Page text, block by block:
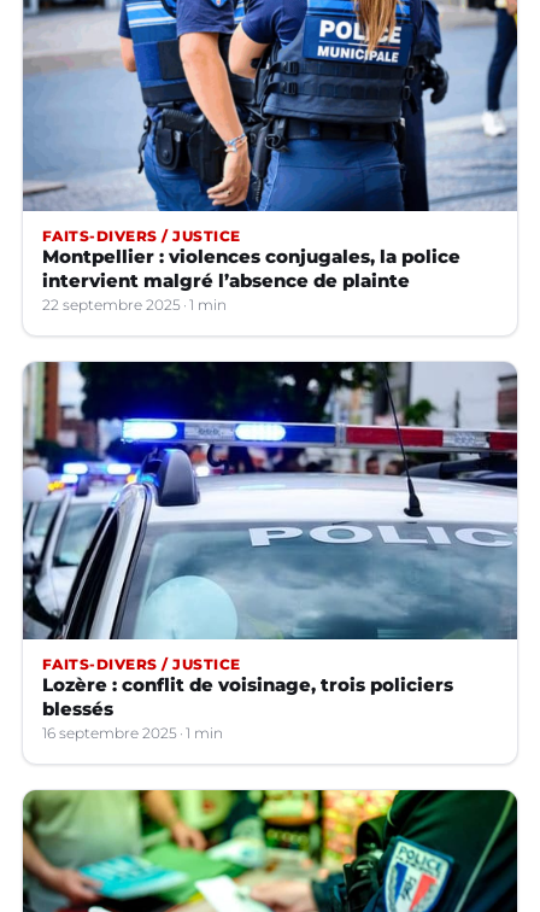
FAITS-DIVERS / JUSTICE
Montpellier : violences conjugales, la police
intervient malgré l’absence de plainte
22 septembre 2025 1 min
FAITS-DIVERS / JUSTICE
Lozère : conflit de voisinage, trois policiers
blessés
16 septembre 2025 1 min